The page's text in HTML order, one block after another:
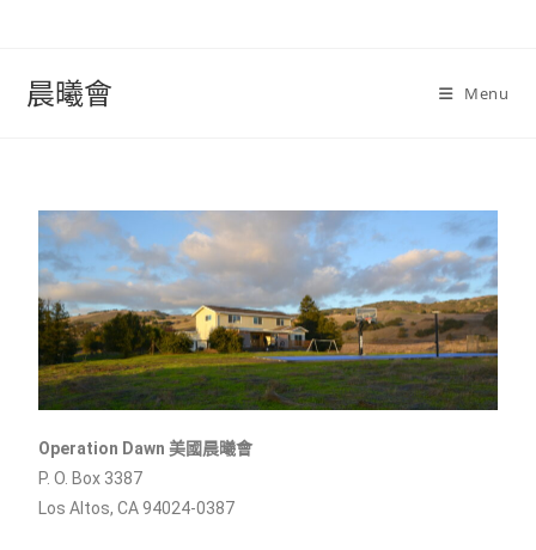
晨曦會 Menu
Operation Dawn 美國晨曦會
P. O. Box 3387
Los Altos, CA 94024-0387